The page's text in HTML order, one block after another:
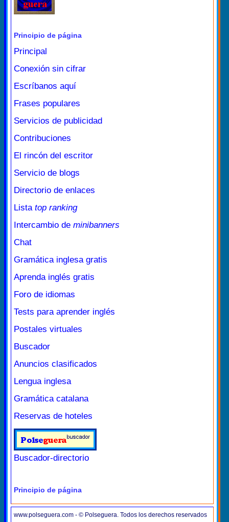
Principio de página
Principal
Conexión sin cifrar
Escríbanos aquí
Frases populares
Servicios de publicidad
Contribuciones
El rincón del escritor
Servicio de blogs
Directorio de enlaces
Lista top ranking
Intercambio de minibanners
Chat
Gramática inglesa gratis
Aprenda inglés gratis
Foro de idiomas
Tests para aprender inglés
Postales virtuales
Buscador
Anuncios clasificados
Lengua inglesa
Gramática catalana
Reservas de hoteles
Buscador-directorio
Principio de página
www.polseguera.com - © Polseguera. Todos los derechos reservados